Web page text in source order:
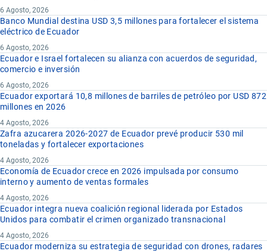
6 Agosto, 2026
Banco Mundial destina USD 3,5 millones para fortalecer el sistema
eléctrico de Ecuador
6 Agosto, 2026
Ecuador e Israel fortalecen su alianza con acuerdos de seguridad,
comercio e inversión
6 Agosto, 2026
Ecuador exportará 10,8 millones de barriles de petróleo por USD 872
millones en 2026
4 Agosto, 2026
Zafra azucarera 2026-2027 de Ecuador prevé producir 530 mil
toneladas y fortalecer exportaciones
4 Agosto, 2026
Economía de Ecuador crece en 2026 impulsada por consumo
interno y aumento de ventas formales
4 Agosto, 2026
Ecuador integra nueva coalición regional liderada por Estados
Unidos para combatir el crimen organizado transnacional
4 Agosto, 2026
Ecuador moderniza su estrategia de seguridad con drones, radares